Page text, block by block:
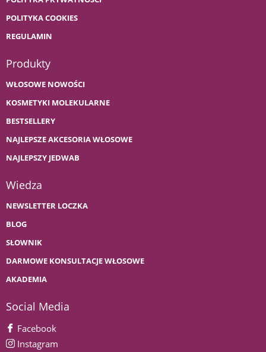
POLITYKA COOKIES
REGULAMIN
Produkty
WŁOSOWE NOWOŚCI
KOSMETYKI MOLEKULARNE
BESTSELLERY
NAJLEPSZE AKCESORIA WŁOSOWE
NAJLEPSZY JEDWAB
Wiedza
NEWSLETTER LOCZKA
BLOG
SŁOWNIK
DARMOWE KONSULTACJE WŁOSOWE
AKADEMIA
Social Media
Facebook
Instagram